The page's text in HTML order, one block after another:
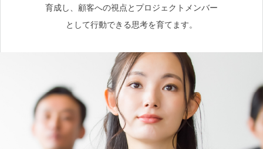
育成し、顧客への視点とプロジェクトメンバー
として行動できる思考を育てます。